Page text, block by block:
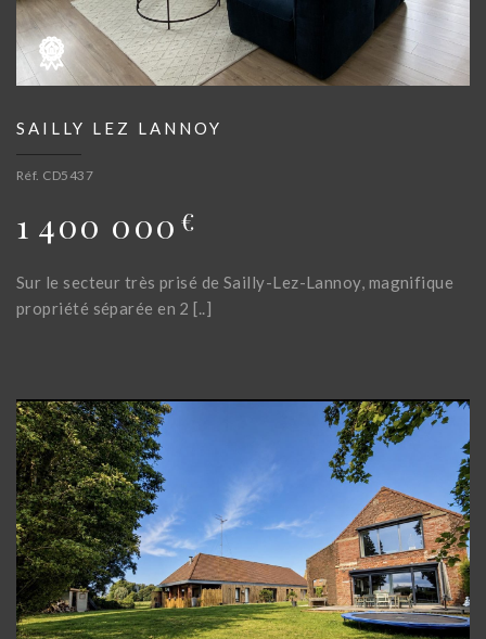
SAILLY LEZ LANNOY
Réf. CD5437
1 400 000 €
Sur le secteur très prisé de Sailly-Lez-Lannoy, magnifique
propriété séparée en 2 [..]